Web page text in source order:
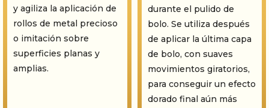
y agiliza la aplicación de
rollos de metal precioso
o imitación sobre
superficies planas y
amplias.
durante el pulido de
bolo. Se utiliza después
de aplicar la última capa
de bolo, con suaves
movimientos giratorios,
para conseguir un efecto
dorado final aún más